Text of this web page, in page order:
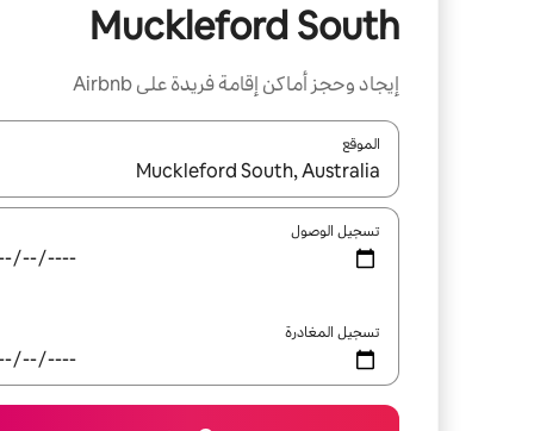
Muckleford South
إيجاد وحجز أماكن إقامة فريدة على Airbnb
الموقع
عند توفر النتائج، انتقل باستخدام السهمين لأعلى
تسجيل الوصول
تسجيل المغادرة